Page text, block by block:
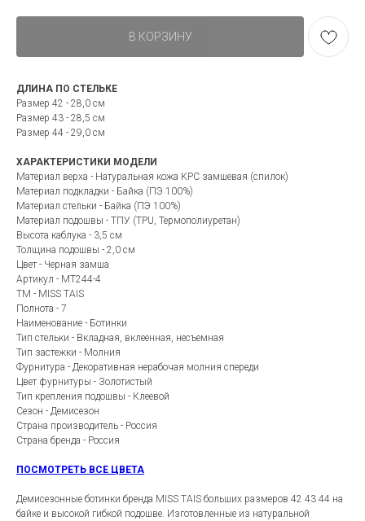
В КОРЗИНУ
ДЛИНА ПО СТЕЛЬКЕ
Размер 42 - 28,0 см
Размер 43 - 28,5 см
Размер 44 - 29,0 см
ХАРАКТЕРИСТИКИ МОДЕЛИ
Материал верха - Натуральная кожа КРС замшевая (спилок)
Материал подкладки - Байка (ПЭ 100%)
Материал стельки - Байка (ПЭ 100%)
Материал подошвы - ТПУ (TPU, Термополиуретан)
Высота каблука - 3,5 см
Толщина подошвы - 2,0 см
Цвет - Черная замша
Артикул - MT244-4
ТМ - MISS TAIS
Полнота - 7
Наименование - Ботинки
Тип стельки - Вкладная, вклеенная, несъемная
Тип застежки - Молния
Фурнитура - Декоративная нерабочая молния спереди
Цвет фурнитуры - Золотистый
Тип крепления подошвы - Клеевой
Сезон - Демисезон
Страна производитель - Россия
Страна бренда - Россия
ПОСМОТРЕТЬ ВСЕ ЦВЕТА
Демисезонные ботинки бренда MISS TAIS больших размеров 42 43 44 на
байке и высокой гибкой подошве. Изготовленные из натуральной